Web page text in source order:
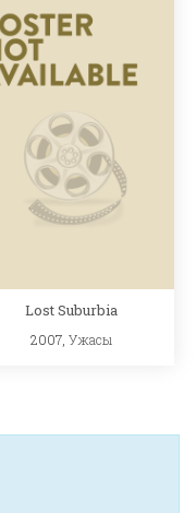
Lost Suburbia
2007, Ужасы